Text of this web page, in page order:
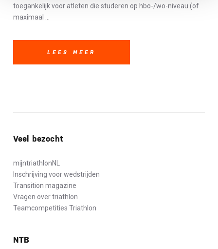
toegankelijk voor atleten die studeren op hbo-/wo-niveau (of
maximaal ...
LEES MEER
Veel bezocht
mijntriathlonNL
Inschrijving voor wedstrijden
Transition magazine
Vragen over triathlon
Teamcompetities Triathlon
NTB